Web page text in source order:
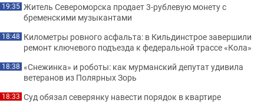
19:35 Житель Североморска продает 3-рублевую монету с
бременскими музыкантами
18:48 Километры ровного асфальта: в Кильдинстрое завершили
ремонт ключевого подъезда к федеральной трассе «Кола»
18:38 «Снежинка» и роботы: как мурманский депутат удивила
ветеранов из Полярных Зорь
18:33 Суд обязал северянку навести порядок в квартире